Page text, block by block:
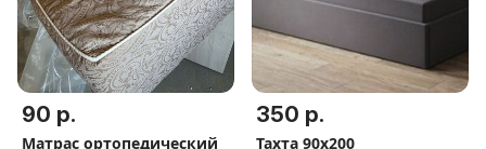
90 р.
Матрас ортопедический
350 р.
Тахта 90х200